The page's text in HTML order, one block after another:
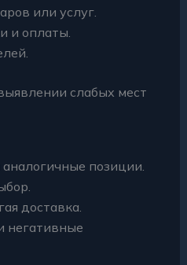
или услуг.
и оплаты.
слабых мест
позиции.
доставка.
негативные